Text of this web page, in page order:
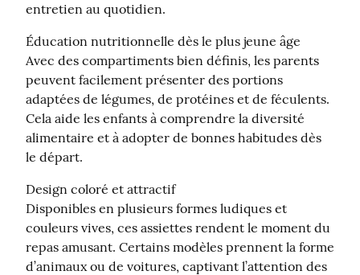
entretien au quotidien.
Éducation nutritionnelle dès le plus jeune âge
Avec des compartiments bien définis, les parents
peuvent facilement présenter des portions
adaptées de légumes, de protéines et de féculents.
Cela aide les enfants à comprendre la diversité
alimentaire et à adopter de bonnes habitudes dès
le départ.
Design coloré et attractif
Disponibles en plusieurs formes ludiques et
couleurs vives, ces assiettes rendent le moment du
repas amusant. Certains modèles prennent la forme
d’animaux ou de voitures, captivant l’attention des